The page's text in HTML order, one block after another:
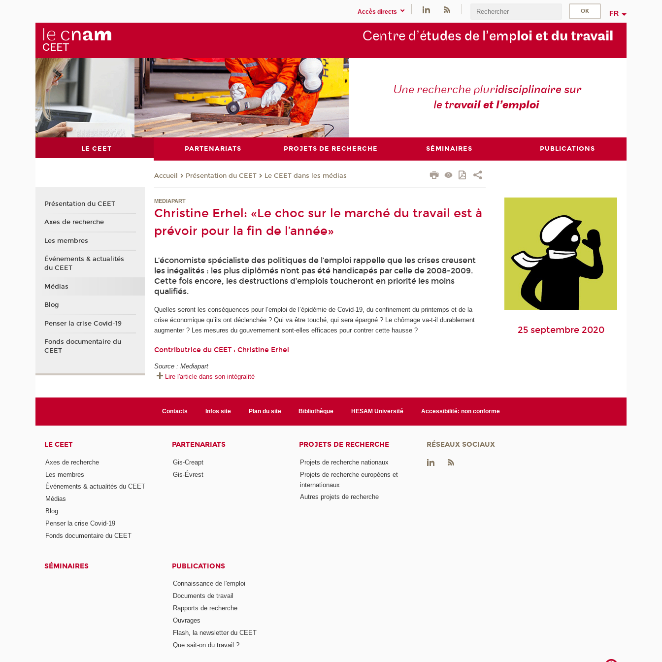
Accès directs FR
Centre d’études de l’emploi et du travail
Une recherche pluridisciplinaire sur
le travail et l’emploi
LE CEET PARTENARIATS PROJETS DE RECHERCHE SÉMINAIRES PUBLICATIONS
Accueil Présentation du CEET Le CEET dans les médias
MEDIAPART
Christine Erhel: «Le choc sur le marché du travail est à
prévoir pour la fin de l’année»
L’économiste spécialiste des politiques de l’emploi rappelle que les crises creusent
les inégalités : les plus diplômés n’ont pas été handicapés par celle de 2008-2009.
Cette fois encore, les destructions d’emplois toucheront en priorité les moins
qualifiés.
Quelles seront les conséquences pour l’emploi de l’épidémie de Covid-19, du confinement du printemps et de la
crise économique qu’ils ont déclenchée ? Qui va être touché, qui sera épargné ? Le chômage va-t-il durablement
augmenter ? Les mesures du gouvernement sont-elles efficaces pour contrer cette hausse ?
Contributrice du CEET :Christine Erhel
Source : Mediapart
Lire l'article dans son intégralité
25 septembre 2020
Présentation du CEET
Axes de recherche
Les membres
Événements & actualités
du CEET
Médias
Blog
Penser la crise Covid-19
Fonds documentaire du
CEET
Contacts Infos site Plan du site Bibliothèque HESAM Université Accessibilité: non conforme
LE CEET
Axes de recherche
Les membres
Événements & actualités du CEET
Médias
Blog
Penser la crise Covid-19
Fonds documentaire du CEET
PARTENARIATS
Gis-Creapt
Gis-Évrest
PROJETS DE RECHERCHE
Projets de recherche nationaux
Projets de recherche européens et
internationaux
Autres projets de recherche
SÉMINAIRES PUBLICATIONS
Connaissance de l'emploi
Documents de travail
Rapports de recherche
Ouvrages
Flash, la newsletter du CEET
Que sait-on du travail ?
RÉSEAUX SOCIAUX